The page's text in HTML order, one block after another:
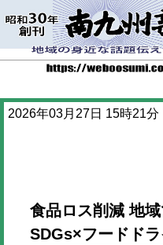
2026年03月27日 15時21分
食品ロス削減 地
SDGs×フードド